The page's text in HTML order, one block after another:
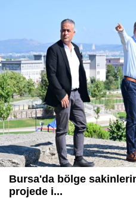
Bursa'da bölge
projede i...